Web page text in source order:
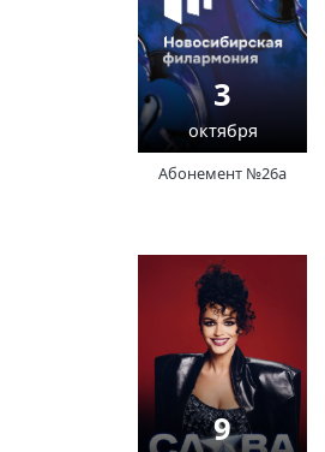
3
октября
Абонемент №26а
9